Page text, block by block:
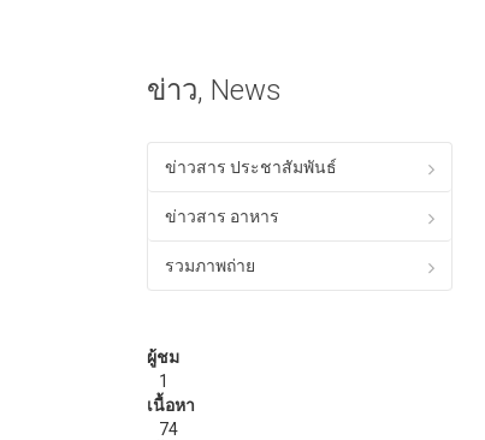
ข่าว, News
ข่าวสาร ประชาสัมพันธ์
ข่าวสาร อาหาร
รวมภาพถ่าย
ผู้ชม
1
เนื้อหา
74